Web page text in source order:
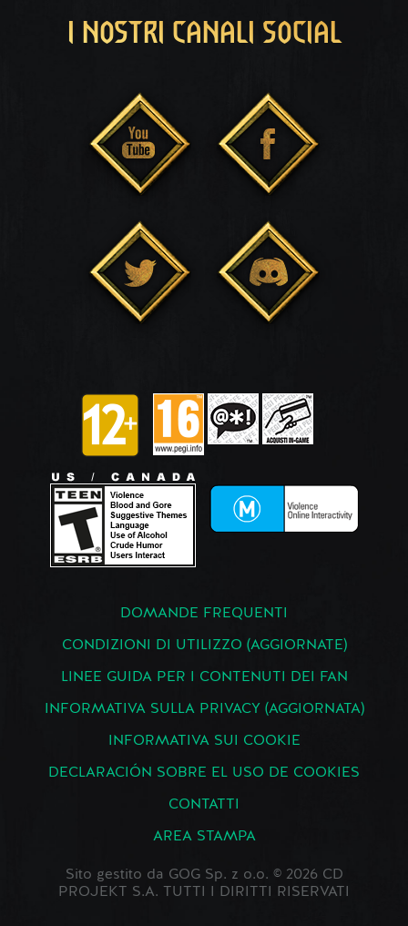
I NOSTRI CANALI SOCIAL
DOMANDE FREQUENTI
CONDIZIONI DI UTILIZZO (AGGIORNATE)
LINEE GUIDA PER I CONTENUTI DEI FAN
INFORMATIVA SULLA PRIVACY (AGGIORNATA)
INFORMATIVA SUI COOKIE
DECLARACIÓN SOBRE EL USO DE COOKIES
CONTATTI
AREA STAMPA
Sito gestito da GOG Sp. z o.o. © 2026 CD
PROJEKT S.A. TUTTI I DIRITTI RISERVATI